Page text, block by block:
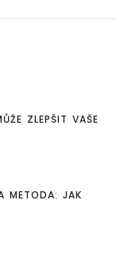
ZLEPŠIT VAŠE
METODA: JAK